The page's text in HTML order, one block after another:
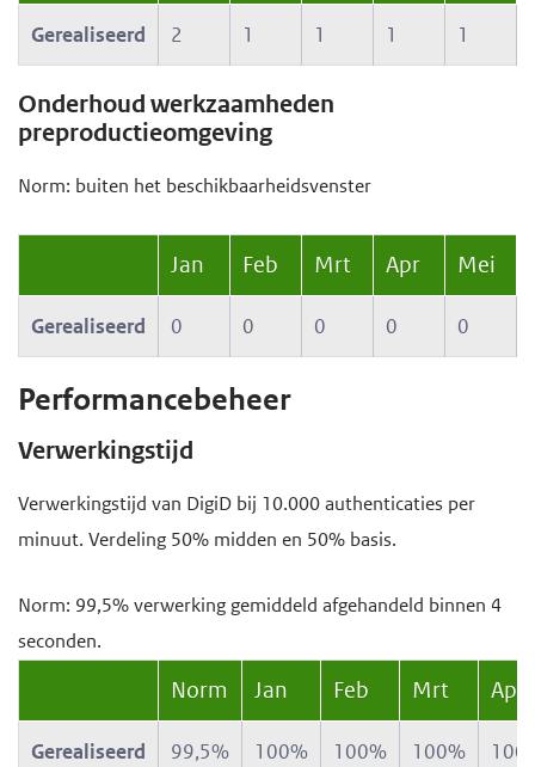
Gerealiseerd 2 1 1 1 1
Onderhoud werkzaamheden
preproductieomgeving
Norm: buiten het beschikbaarheidsvenster
Jan Feb Mrt Apr Mei
Gerealiseerd 0 0 0 0 0
Performancebeheer
Verwerkingstijd
Verwerkingstijd van DigiD bij 10.000 authenticaties per
minuut. Verdeling 50% midden en 50% basis.
Norm: 99,5% verwerking gemiddeld afgehandeld binnen 4
seconden.
Norm Jan Feb Mrt Apr
Gerealiseerd 99,5% 100% 100% 100%